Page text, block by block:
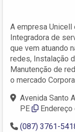
A empresa Unicell
Integradora de
que vem atuando
redes, Instalação
Manutenção de
o mercado
Avenida Santo
PE
(087) 3761-